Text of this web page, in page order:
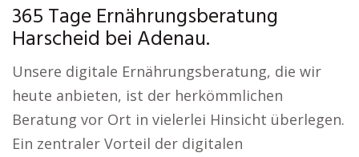
365 Tage Ernährungsberatung
Harscheid bei Adenau.
Unsere digitale Ernährungsberatung, die wir
heute anbieten, ist der herkömmlichen
Beratung vor Ort in vielerlei Hinsicht überlegen.
Ein zentraler Vorteil der digitalen